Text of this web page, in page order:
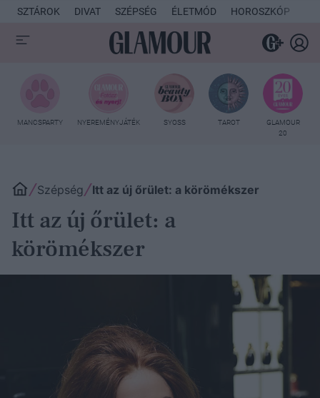
SZTÁROK DIVAT SZÉPSÉG ÉLETMÓD HOROSZKÓP
MANCSPARTY NYEREMÉNYJÁTÉK SYOSS TAROT
GLAMOUR
20
Szépség Itt az új őrület: a körömékszer
Itt az új őrület: a
körömékszer